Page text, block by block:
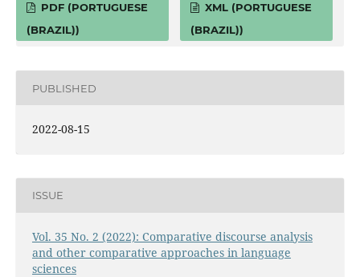
PDF (PORTUGUESE
(BRAZIL))
XML (PORTUGUESE
(BRAZIL))
PUBLISHED
2022-08-15
ISSUE
Vol. 35 No. 2 (2022): Comparative discourse analysis
and other comparative approaches in language
sciences